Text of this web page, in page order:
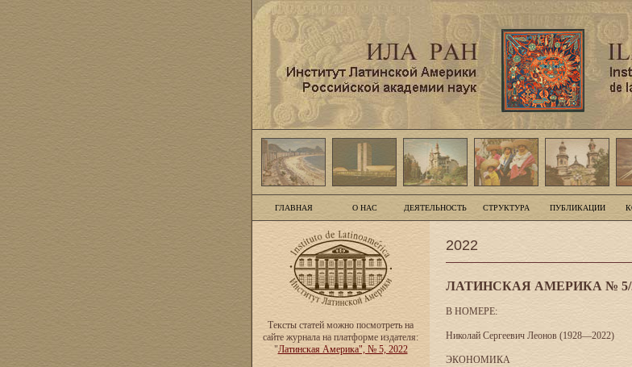
ГЛАВНАЯ О НАС ДЕЯТЕЛЬНОСТЬ СТРУКТУРА ПУБЛИКАЦИИ
Тексты статей можно посмотреть на
сайте журнала на платформе издателя:
"Латинская Америка", № 5, 2022
2022
ЛАТИНСКАЯ АМЕРИКА № 5/
В НОМЕРЕ:
Николай Сергеевич Леонов (1928—2022)
ЭКОНОМИКА